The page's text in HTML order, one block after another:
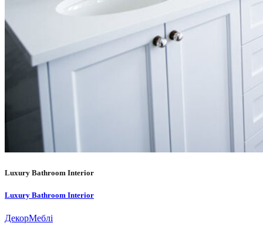
Luxury Bathroom Interior
Luxury Bathroom Interior
ДекорМеблі